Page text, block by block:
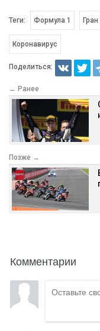
Теги: Формула 1
Коронавирус
Поделиться:
← Ранее
Позже →
Комментарии